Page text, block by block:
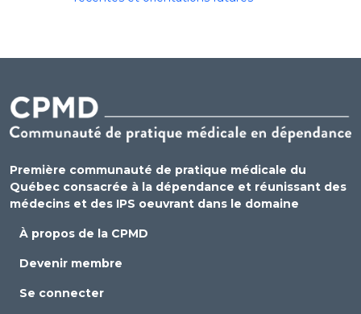
Première communauté de pratique médicale du
Québec consacrée à la dépendance et réunissant des
médecins et des IPS oeuvrant dans le domaine
À propos de la CPMD
Devenir membre
Se connecter